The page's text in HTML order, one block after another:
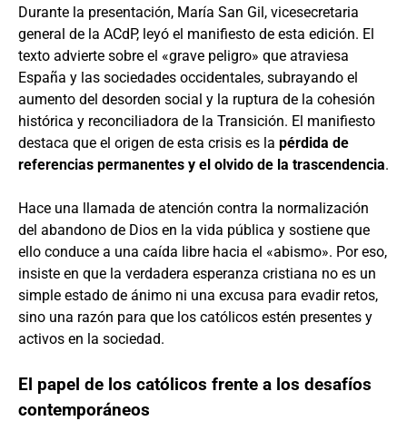
Durante la presentación, María San Gil, vicesecretaria
general de la ACdP, leyó el manifiesto de esta edición. El
texto advierte sobre el «grave peligro» que atraviesa
España y las sociedades occidentales, subrayando el
aumento del desorden social y la ruptura de la cohesión
histórica y reconciliadora de la Transición. El manifiesto
destaca que el origen de esta crisis es la pérdida de
referencias permanentes y el olvido de la trascendencia.
Hace una llamada de atención contra la normalización
del abandono de Dios en la vida pública y sostiene que
ello conduce a una caída libre hacia el «abismo». Por eso,
insiste en que la verdadera esperanza cristiana no es un
simple estado de ánimo ni una excusa para evadir retos,
sino una razón para que los católicos estén presentes y
activos en la sociedad.
El papel de los católicos frente a los desafíos
contemporáneos